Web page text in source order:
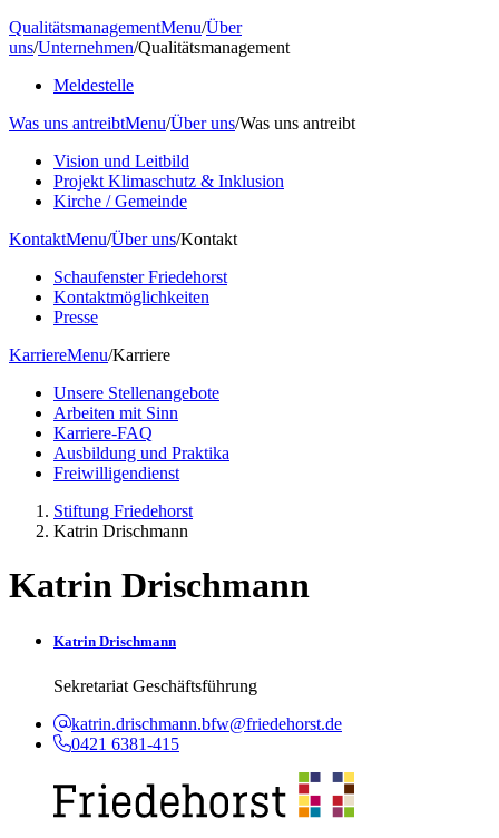
QualitätsmanagementMenu/Über
uns/Unternehmen/Qualitätsmanagement
Meldestelle
Was uns antreibtMenu/Über uns/Was uns antreibt
Vision und Leitbild
Projekt Klimaschutz & Inklusion
Kirche / Gemeinde
KontaktMenu/Über uns/Kontakt
Schaufenster Friedehorst
Kontaktmöglichkeiten
Presse
KarriereMenu/Karriere
Unsere Stellenangebote
Arbeiten mit Sinn
Karriere-FAQ
Ausbildung und Praktika
Freiwilligendienst
Stiftung Friedehorst
Katrin Drischmann
Katrin Drischmann
Katrin Drischmann
Sekretariat Geschäftsführung
katrin.drischmann.bfw@friedehorst.de
0421 6381-415